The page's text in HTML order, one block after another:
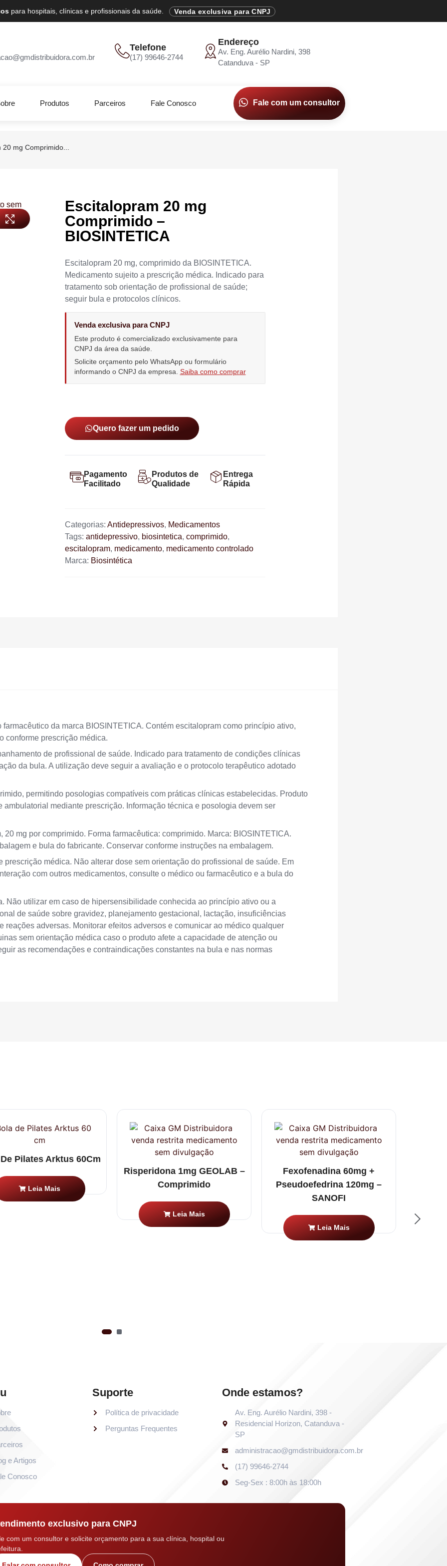
para hospitais, clínicas e profissionais da saúde. Venda exclusiva para CNPJ
Telefone
(17) 99646-2744
Endereço
Av. Eng. Aurélio Nardini, 398
Catanduva - SP
Produtos Parceiros Fale Conosco Fale com um consultor
mg Comprimido...
Escitalopram 20 mg
Comprimido –
BIOSINTETICA
Escitalopram 20 mg, comprimido da BIOSINTETICA.
Medicamento sujeito a prescrição médica. Indicado para
tratamento sob orientação de profissional de saúde;
seguir bula e protocolos clínicos.
Venda exclusiva para CNPJ
Este produto é comercializado exclusivamente para
CNPJ da área da saúde.
Solicite orçamento pelo WhatsApp ou formulário
informando o CNPJ da empresa. Saiba como comprar
Quero fazer um pedido
Pagamento
Facilitado
Produtos de
Qualidade
Entrega
Rápida
Categorias: Antidepressivos, Medicamentos
Tags: antidepressivo, biosintetica, comprimido,
escitalopram, medicamento, medicamento controlado
Marca: Biosintética
da marca BIOSINTETICA. Contém escitalopram como princípio ativo,
conforme prescrição médica.
de profissional de saúde. Indicado para tratamento de condições clínicas
da bula. A utilização deve seguir a avaliação e o protocolo terapêutico adotado
permitindo posologias compatíveis com práticas clínicas estabelecidas. Produto
mediante prescrição. Informação técnica e posologia devem ser
20 mg por comprimido. Forma farmacêutica: comprimido. Marca: BIOSINTETICA.
e bula do fabricante. Conservar conforme instruções na embalagem.
prescrição médica. Não alterar dose sem orientação do profissional de saúde. Em
com outros medicamentos, consulte o médico ou farmacêutico e a bula do
Não utilizar em caso de hipersensibilidade conhecida ao princípio ativo ou a
de saúde sobre gravidez, planejamento gestacional, lactação, insuficiências
reações adversas. Monitorar efeitos adversos e comunicar ao médico qualquer
sem orientação médica caso o produto afete a capacidade de atenção ou
as recomendações e contraindicações constantes na bula e nas normas
Pilates Arktus 60Cm
Leia Mais
Risperidona 1mg GEOLAB –
Comprimido
Leia Mais
Fexofenadina 60mg +
Pseudoefedrina 120mg –
SANOFI
Leia Mais
e Artigos
Conosco
Suporte
Política de privacidade
Perguntas Frequentes
Onde estamos?
Av. Eng. Aurélio Nardini, 398 -
Residencial Horizon, Catanduva -
SP
administracao@gmdistribuidora.com.br
(17) 99646-2744
Seg-Sex : 8:00h às 18:00h
exclusivo para CNPJ
com um consultor e solicite orçamento para a sua clínica, hospital ou